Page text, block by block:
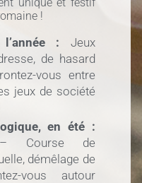
!
: Jeux
de hasard
vous entre
jeux de société
en été :
– Course de
démêlage de
vous autour